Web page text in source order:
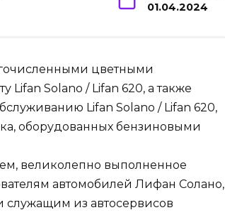
01.04.2024
цветными
Solano / Lifan 620, а также
Lifan Solano / Lifan 620,
оборудованных бензиновыми
великолепно выполненное
автомобилей Лифан Солано,
из автосервисов